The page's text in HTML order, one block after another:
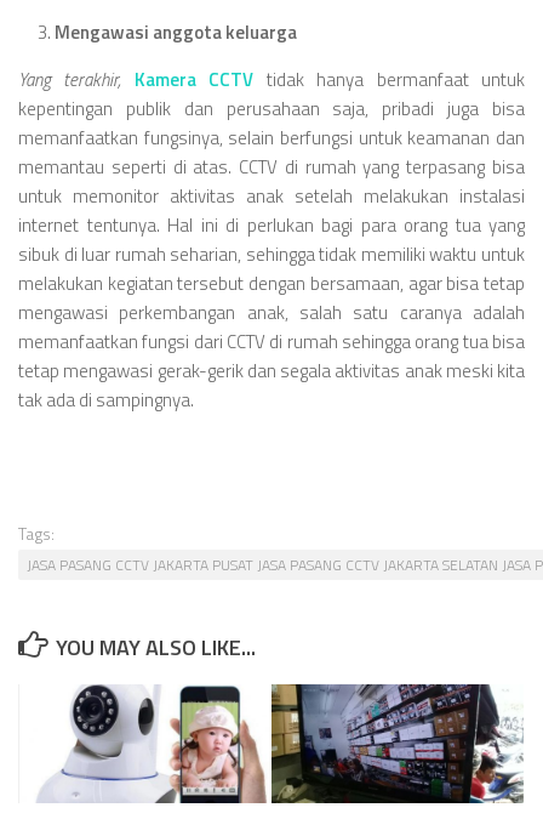
Mengawasi anggota keluarga
Yang terakhir, Kamera CCTV tidak hanya bermanfaat untuk
kepentingan publik dan perusahaan saja, pribadi juga bisa
memanfaatkan fungsinya, selain berfungsi untuk keamanan dan
memantau seperti di atas. CCTV di rumah yang terpasang bisa
untuk memonitor aktivitas anak setelah melakukan instalasi
internet tentunya. Hal ini di perlukan bagi para orang tua yang
sibuk di luar rumah seharian, sehingga tidak memiliki waktu untuk
melakukan kegiatan tersebut dengan bersamaan, agar bisa tetap
mengawasi perkembangan anak, salah satu caranya adalah
memanfaatkan fungsi dari CCTV di rumah sehingga orang tua bisa
tetap mengawasi gerak-gerik dan segala aktivitas anak meski kita
tak ada di sampingnya.
Tags:
JASA PASANG CCTV JAKARTA PUSAT JASA PASANG CCTV JAKARTA SELATAN
YOU MAY ALSO LIKE...